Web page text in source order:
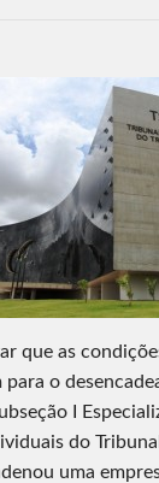
que as
o
I
do
uma